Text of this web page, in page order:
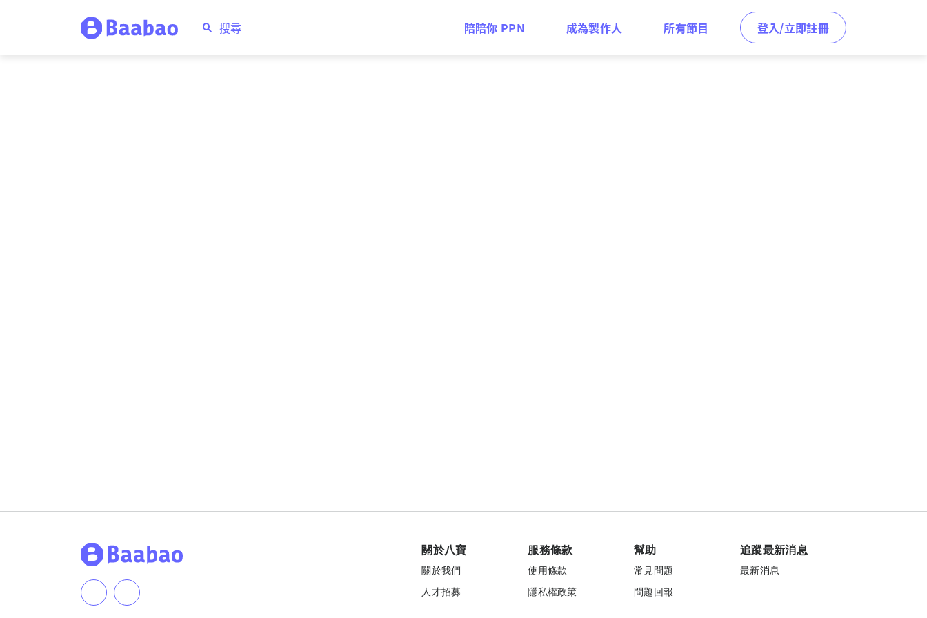
陪陪你 PPN 成為製作人 所有節目 登入/立即註冊
關於八寶
關於我們
人才招募
服務條款
使用條款
隱私權政策
幫助
常見問題
問題回報
追蹤最新消息
最新消息